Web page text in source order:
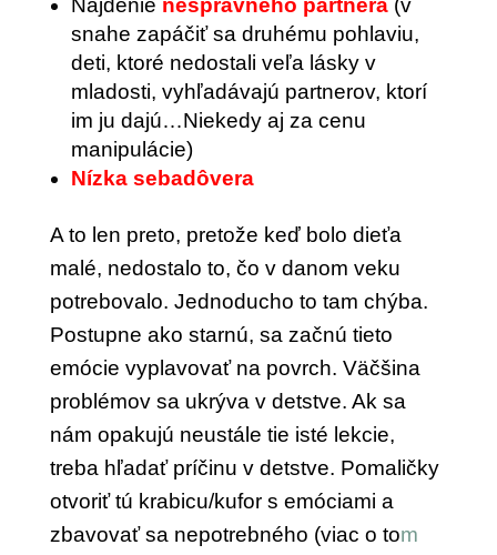
Nájdenie nesprávneho partnera(v
snahe zapáčiť sa druhému pohlaviu,
deti, ktoré nedostali veľa lásky v
mladosti, vyhľadávajú partnerov, ktorí
im ju dajú…Niekedy aj za cenu
manipulácie)
Nízka sebadôvera
A to len preto, pretože keď bolo dieťa
malé, nedostalo to, čo v danom veku
potrebovalo. Jednoducho to tam chýba.
Postupne ako starnú, sa začnú tieto
emócie vyplavovať na povrch. Väčšina
problémov sa ukrýva v detstve. Ak sa
nám opakujú neustále tie isté lekcie,
treba hľadať príčinu v detstve. Pomaličky
otvoriť tú krabicu/kufor s emóciami a
zbavovať sa nepotrebného (viac o tom